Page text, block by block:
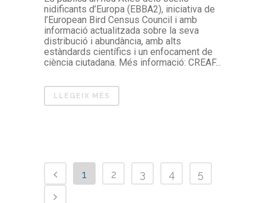
nidificants d’Europa (EBBA2), iniciativa de
l’European Bird Census Council i amb
informació actualitzada sobre la seva
distribució i abundància, amb alts
estàndards científics i un enfocament de
ciència ciutadana. Més informació: CREAF...
LLEGEIX MÉS
1 2 3 4 5